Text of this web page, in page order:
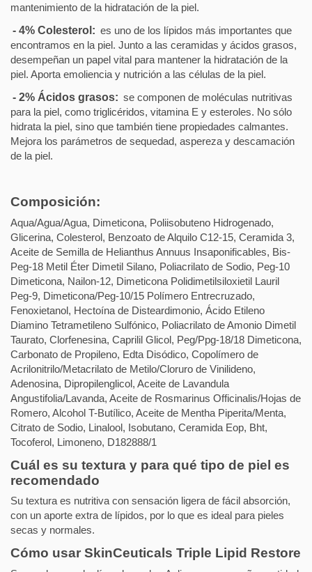
mantenimiento de la hidratación de la piel.
- 4% Colesterol: es uno de los lípidos más importantes que
encontramos en la piel. Junto a las ceramidas y ácidos grasos,
desempeñan un papel vital para mantener la hidratación de la
piel. Aporta emoliencia y nutrición a las células de la piel.
- 2% Ácidos grasos: se componen de moléculas nutritivas
para la piel, como triglicéridos, vitamina E y esteroles. No sólo
hidrata la piel, sino que también tiene propiedades calmantes.
Mejora los parámetros de sequedad, aspereza y descamación
de la piel.
Composición:
Aqua/Agua/Agua, Dimeticona, Poliisobuteno Hidrogenado,
Glicerina, Colesterol, Benzoato de Alquilo C12-15, Ceramida 3,
Aceite de Semilla de Helianthus Annuus Insaponificables, Bis-
Peg-18 Metil Éter Dimetil Silano, Poliacrilato de Sodio, Peg-10
Dimeticona, Nailon-12, Dimeticona Polidimetilsiloxietil Lauril
Peg-9, Dimeticona/Peg-10/15 Polímero Entrecruzado,
Fenoxietanol, Hectoína de Disteardimonio, Ácido Etileno
Diamino Tetrametileno Sulfónico, Poliacrilato de Amonio Dimetil
Taurato, Clorfenesina, Caprilil Glicol, Peg/Ppg-18/18 Dimeticona,
Carbonato de Propileno, Edta Disódico, Copolímero de
Acrilonitrilo/Metacrilato de Metilo/Cloruro de Vinilideno,
Adenosina, Dipropilenglicol, Aceite de Lavandula
Angustifolia/Lavanda, Aceite de Rosmarinus Officinalis/Hojas de
Romero, Alcohol T-Butílico, Aceite de Mentha Piperita/Menta,
Citrato de Sodio, Linalool, Isobutano, Ceramida Eop, Bht,
Tocoferol, Limoneno, D182888/1
Cuál es su textura y para qué tipo de piel es
recomendado
Su textura es nutritiva con sensación ligera de fácil absorción,
con un aporte extra de lípidos, por lo que es ideal para pieles
secas y normales.
Cómo usar SkinCeuticals Triple Lipid Restore